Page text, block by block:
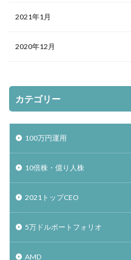
2021年1月
2020年12月
カテゴリー
100万円運用
10倍株・億り人株
2021トップCEO
5万ドルポートフォリオ
AMD